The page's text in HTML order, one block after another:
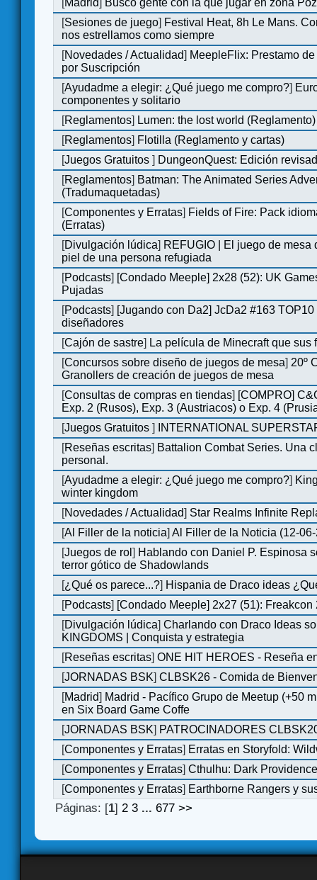
Madrid
Busco gente con la que jugar en zona
[Sesiones de juego] Festival Heat, 8h Le Mans.
nos estrellamos como siempre
[Novedades / Actualidad] MeepleFlix: Prestamo
por Suscripción
[Ayudadme a elegir: ¿Qué juego me compro?]
componentes y solitario
[Reglamentos] Lumen: the lost world (Reglamento)
[Reglamentos] Flotilla (Reglamento y cartas)
[Juegos Gratuitos] DungeonQuest: Edición
[Reglamentos] Batman: The Animated Series
(Tradumaquetadas)
[Componentes y Erratas] Fields of Fire: Pack
(Erratas)
[Divulgación lúdica] REFUGIO | El juego de mesa
piel de una persona refugiada
[Podcasts] [Condado Meeple] 2x28 (52): UK
Pujadas
[Podcasts] [Jugando con Da2] JcDa2 #163
diseñadores
[Cajón de sastre] La película de Minecraft que sus
[Concursos sobre diseño de juegos de mesa] 20º
Granollers de creación de juegos de mesa
[Consultas de compras en tiendas] [COMPRO]
Exp. 2 (Rusos), Exp. 3 (Austriacos) o Exp. 4
[Juegos Gratuitos]
INTERNATIONAL
[Reseñas escritas] Battalion Combat Series. Una
personal.
[Ayudadme a elegir: ¿Qué juego me compro?]
winter kingdom
[Novedades / Actualidad] Star Realms Infinite
[Al Filler de la noticia]Al Filler de la Noticia (12-
[Juegos de rol] Hablando con Daniel P. Espinosa
terror gótico de Shadowlands
[¿Qué os parece...?] Hispania de Draco ideas
[Podcasts] [Condado Meeple] 2x27 (51): Freakcon
[Divulgación lúdica]Charlando con Draco Ideas
KINGDOMS | Conquista y estrategia
[Reseñas escritas]ONE HIT HEROES - Reseña
[JORNADAS BSK]CLBSK26 - Comida de
[Madrid] Madrid - Pacífico Grupo de Meetup (+50
en Six Board Game Coffe
[JORNADAS BSK] PATROCINADORES
[Componentes y Erratas] Erratas en Storyfold:
[Componentes y Erratas]Cthulhu: Dark
[Componentes y Erratas] Earthborne Rangers y
Páginas: [1]2 3 ...677 >>